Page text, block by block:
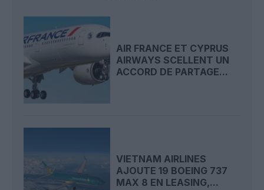
AIR FRANCE ET CYPRUS
AIRWAYS SCELLENT UN
ACCORD DE PARTAGE...
VIETNAM AIRLINES
AJOUTE 19 BOEING 737
MAX 8 EN LEASING,...